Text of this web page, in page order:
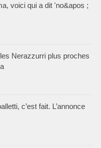
voici qui a dit 'no&apos ;
Nerazzurri plus proches
c’est fait. L’annonce